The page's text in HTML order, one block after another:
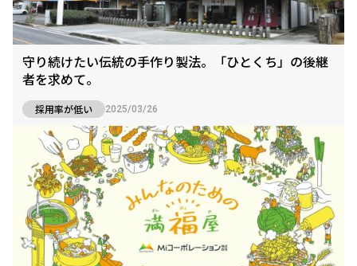
守り続けたい伝統の手作り製法。「ひとくち」の後継
者を求めて。
採用率が低い 2025/03/26